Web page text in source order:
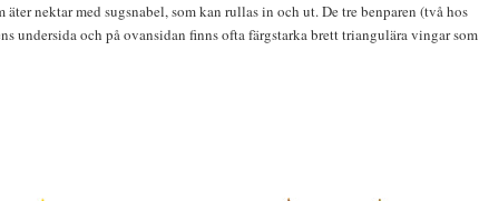
nektar med sugsnabel, som kan rullas in och ut. De tre benparen (två hos
undersida och på ovansidan finns ofta färgstarka brett triangulära vingar som